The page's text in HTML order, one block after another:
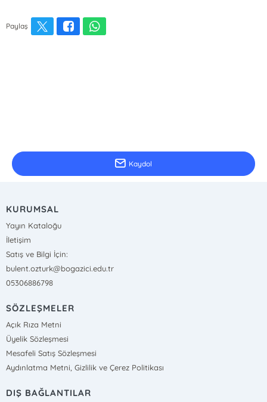
Paylaş
Kaydol
KURUMSAL
Yayın Kataloğu
İletişim
Satış ve Bilgi İçin:
bulent.ozturk@bogazici.edu.tr
05306886798
SÖZLEŞMELER
Açık Rıza Metni
Üyelik Sözleşmesi
Mesafeli Satış Sözleşmesi
Aydınlatma Metni, Gizlilik ve Çerez Politikası
DIŞ BAĞLANTILAR